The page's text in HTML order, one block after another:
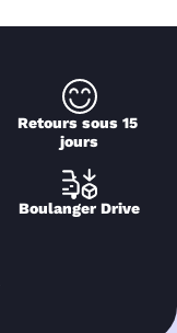
Retours sous 15
jours
Boulanger Drive